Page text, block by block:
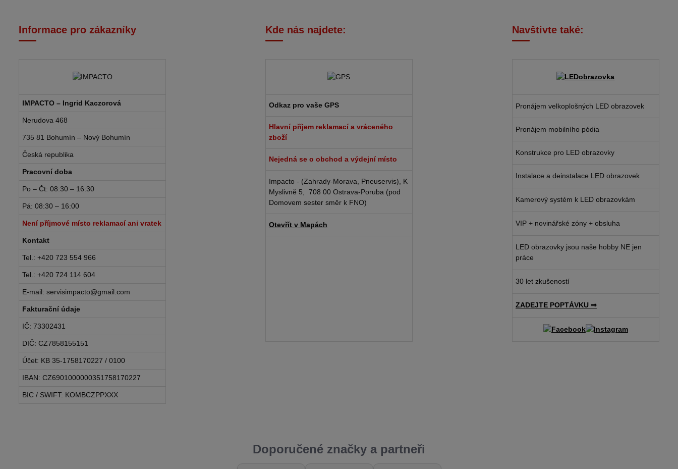
Informace pro zákazníky
IMPACTO – Ingrid Kaczorová
Nerudova 468
735 81 Bohumín – Nový Bohumín
Česká republika
Pracovní doba
Po – Čt: 08:30 – 16:30
Pá: 08:30 – 16:00
Není příjmové místo reklamací ani vratek
Kontakt
Tel.: +420 723 554 966
Tel.: +420 724 114 604
E-mail: servisimpacto@gmail.com
Fakturační údaje
IČ: 73302431
DIČ: CZ7858155151
Účet: KB 35-1758170227 / 0100
IBAN: CZ6901000000351758170227
BIC / SWIFT: KOMBCZPPXXX
Kde nás najdete:
Odkaz pro vaše GPS
Hlavní příjem reklamací a vráceného
zboží
Nejedná se o obchod a výdejní místo
Impacto - (Zahrady-Morava, Pneuservis), K
Myslivně 5, 708 00 Ostrava-Poruba (pod
Domovem sester směr k FNO)
Otevřít v Mapách
Navštivte také:
Pronájem velkoplošných LED obrazovek
Pronájem mobilního pódia
Konstrukce pro LED obrazovky
Instalace a deinstalace LED obrazovek
Kamerový systém k LED obrazovkám
VIP + novinářské zóny + obsluha
LED obrazovky jsou naše hobby NE jen
práce
30 let zkušeností
ZADEJTE POPTÁVKU ⇒
Doporučené značky a partneři